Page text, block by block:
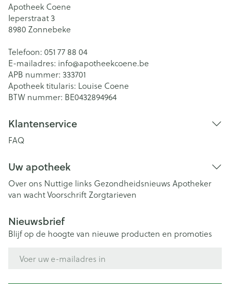
Apotheek Coene
Ieperstraat 3
8980 Zonnebeke
Telefoon: 051 77 88 04
E-mailadres: info@apotheekcoene.be
APB nummer: 333701
Apotheek titularis: Louise Coene
BTW nummer: BE0432894964
Klantenservice
FAQ
Uw apotheek
Over ons Nuttige links Gezondheidsnieuws Apotheker
van wachtVoorschriftZorgtarieven
Nieuwsbrief
Blijf op de hoogte van nieuwe producten en promoties